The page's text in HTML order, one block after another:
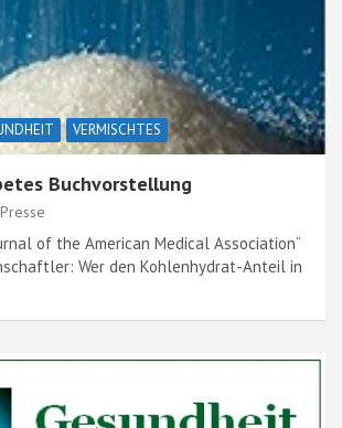
VERMISCHTES
Buchvorstellung
Presse
of the American Medical Association“
Wer den Kohlenhydrat-Anteil in